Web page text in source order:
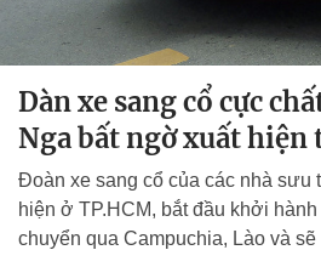
Dàn xe sang cổ cực
Nga bất ngờ xuất hiện
Đoàn xe sang cổ của các nhà
hiện ở TP.HCM, bắt đầu khởi
chuyển qua Campuchia, Lào và